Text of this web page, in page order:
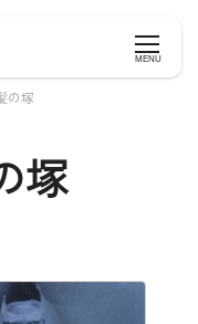
MENU
の塚
塚